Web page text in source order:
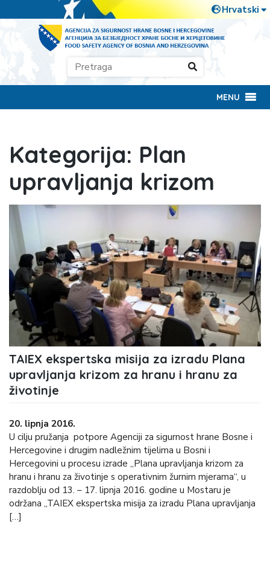
MENU
Kategorija: Plan
upravljanja krizom
TAIEX ekspertska misija za izradu Plana
upravljanja krizom za hranu i hranu za
životinje
20. lipnja 2016.
U cilju pružanja potpore Agenciji za sigurnost hrane Bosne i
Hercegovine i drugim nadležnim tijelima u Bosni i
Hercegovini u procesu izrade „Plana upravljanja krizom za
hranu i hranu za životinje s operativnim žurnim mjerama“, u
razdoblju od 13. – 17. lipnja 2016. godine u Mostaru je
održana „TAIEX ekspertska misija za izradu Plana upravljanja
[…]